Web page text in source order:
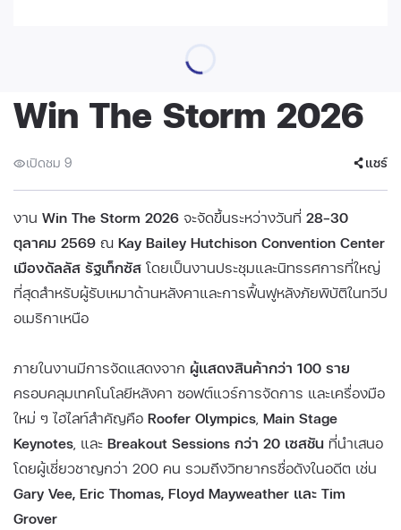
Win The Storm 2026
เปิดชม 9 แชร์
งาน Win The Storm 2026 จะจัดขึ้นระหว่างวันที่ 28–30
ตุลาคม 2569 ณ Kay Bailey Hutchison Convention Center
เมืองดัลลัส รัฐเท็กซัส โดยเป็นงานประชุมและนิทรรศการที่ใหญ่
ที่สุดสำหรับผู้รับเหมาด้านหลังคาและการฟื้นฟูหลังภัยพิบัติในทวีป
อเมริกาเหนือ
ภายในงานมีการจัดแสดงจาก ผู้แสดงสินค้ากว่า 100 ราย
ครอบคลุมเทคโนโลยีหลังคา ซอฟต์แวร์การจัดการ และเครื่องมือ
ใหม่ ๆ ไฮไลท์สำคัญคือ Roofer Olympics, Main Stage
Keynotes, และ Breakout Sessions กว่า 20 เซสชัน ที่นำเสนอ
โดยผู้เชี่ยวชาญกว่า 200 คน รวมถึงวิทยากรชื่อดังในอดีต เช่น
Gary Vee, Eric Thomas, Floyd Mayweather และ Tim
Grover